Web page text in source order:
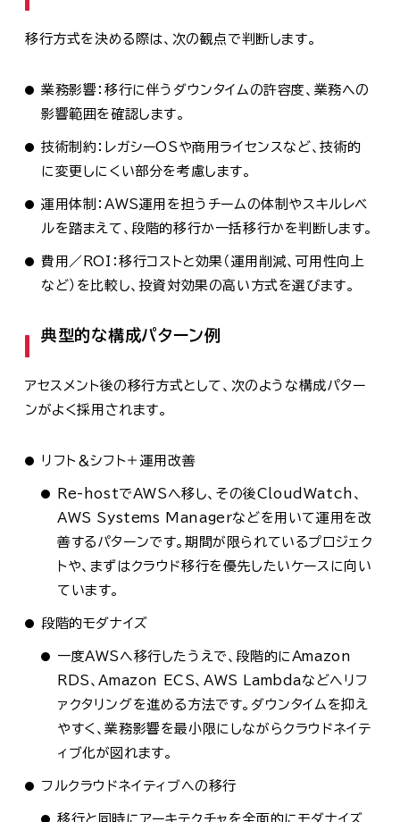
移行方式を決める際は、次の観点で判断します。
業務影響：移行に伴うダウンタイムの許容度、業務への
影響範囲を確認します。
技術制約：レガシーOSや商用ライセンスなど、技術的
に変更しにくい部分を考慮します。
運用体制：AWS運用を担うチームの体制やスキルレベ
ルを踏まえて、段階的移行か一括移行かを判断します。
費用／ROI：移行コストと効果（運用削減、可用性向上
など）を比較し、投資対効果の高い方式を選びます。
典型的な構成パターン例
アセスメント後の移行方式として、次のような構成パター
ンがよく採用されます。
リフト＆シフト＋運用改善
Re-hostでAWSへ移し、その後CloudWatch、
AWS Systems Managerなどを用いて運用を改
善するパターンです。期間が限られているプロジェク
トや、まずはクラウド移行を優先したいケースに向い
ています。
段階的モダナイズ
一度AWSへ移行したうえで、段階的にAmazon
RDS、Amazon ECS、AWS Lambdaなどへリフ
ァクタリングを進める方法です。ダウンタイムを抑え
やすく、業務影響を最小限にしながらクラウドネイテ
ィブ化が図れます。
フルクラウドネイティブへの移行
移行と同時にアーキテクチャを全面的にモダナイズ